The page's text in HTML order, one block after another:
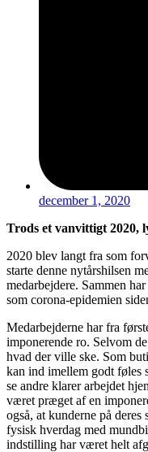
december 1, 2020
Trods et vanvittigt 2020,
2020 blev langt fra som
starte denne nytårshilsen
medarbejdere. Sammen
som corona-epidemien
Medarbejderne har fra
imponerende ro. Selvom
hvad der ville ske. Som
kan ind imellem godt føles
se andre klarer arbejdet
været præget af en
også, at kunderne på
fysisk hverdag med
indstilling har været helt